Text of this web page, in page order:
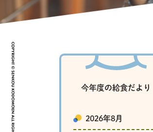
今年度の給食だより
2026年8月